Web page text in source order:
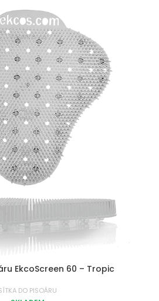
EkcoScreen 60 – Tropic
DO PISOÁRU